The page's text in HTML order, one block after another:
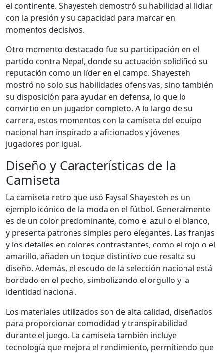
el continente. Shayesteh demostró su habilidad al lidiar
con la presión y su capacidad para marcar en
momentos decisivos.
Otro momento destacado fue su participación en el
partido contra Nepal, donde su actuación solidificó su
reputación como un líder en el campo. Shayesteh
mostró no solo sus habilidades ofensivas, sino también
su disposición para ayudar en defensa, lo que lo
convirtió en un jugador completo. A lo largo de su
carrera, estos momentos con la camiseta del equipo
nacional han inspirado a aficionados y jóvenes
jugadores por igual.
Diseño y Características de la
Camiseta
La camiseta retro que usó Faysal Shayesteh es un
ejemplo icónico de la moda en el fútbol. Generalmente
es de un color predominante, como el azul o el blanco,
y presenta patrones simples pero elegantes. Las franjas
y los detalles en colores contrastantes, como el rojo o el
amarillo, añaden un toque distintivo que resalta su
diseño. Además, el escudo de la selección nacional está
bordado en el pecho, simbolizando el orgullo y la
identidad nacional.
Los materiales utilizados son de alta calidad, diseñados
para proporcionar comodidad y transpirabilidad
durante el juego. La camiseta también incluye
tecnología que mejora el rendimiento, permitiendo que